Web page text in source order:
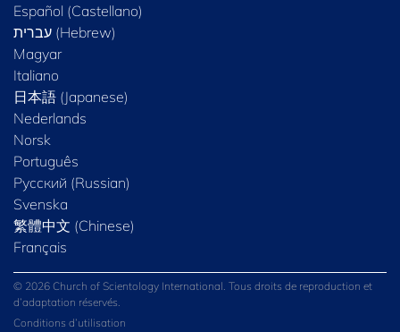
Español (Castellano)
Magyar
Italiano
日本語 (Japanese)
Nederlands
Norsk
Português
Русский (Russian)
Svenska
繁體中文 (Chinese)
Français
© 2026 Church of Scientology International. Tous droits de reproduction et
d’adaptation réservés.
Conditions d’utilisation